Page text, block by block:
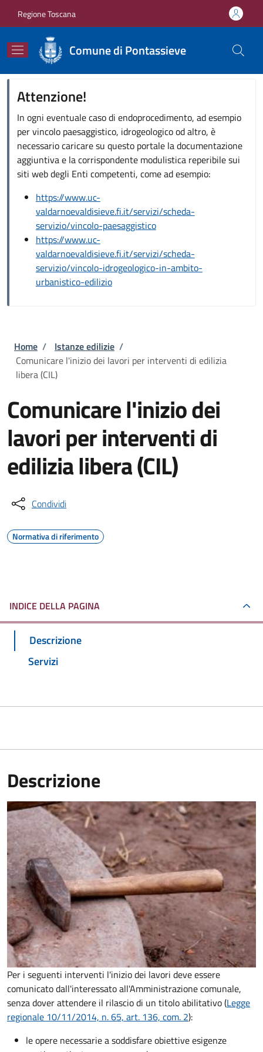
Regione Toscana
Comune di Pontassieve
Attenzione!
In ogni eventuale caso di endoprocedimento, ad esempio
per vincolo paesaggistico, idrogeologico od altro, è
necessario caricare su questo portale la documentazione
aggiuntiva e la corrispondente modulistica reperibile sui
siti web degli Enti competenti, come ad esempio:
https://www.uc-
valdarnoevaldisieve.fi.it/servizi/scheda-
servizio/vincolo-paesaggistico
https://www.uc-
valdarnoevaldisieve.fi.it/servizi/scheda-
servizio/vincolo-idrogeologico-in-ambito-
urbanistico-edilizio
Briciole di pane
Home / Istanze edilizie /
Comunicare l'inizio dei lavori per interventi di edilizia
libera (CIL)
Comunicare l'inizio dei
lavori per interventi di
edilizia libera (CIL)
Condividi
Normativa di riferimento
INDICE DELLA PAGINA
Descrizione
Servizi
Descrizione
Per i seguenti interventi l'inizio dei lavori deve essere
comunicato dall'interessato all'Amministrazione comunale,
senza dover attendere il rilascio di un titolo abilitativo (Legge
regionale 10/11/2014, n. 65, art. 136, com. 2):
le opere necessarie a soddisfare obiettive esigenze